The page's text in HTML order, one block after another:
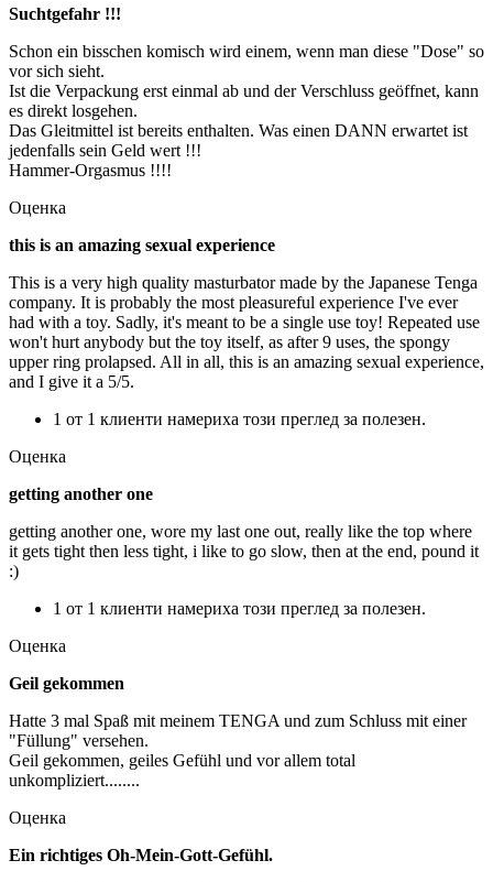
Suchtgefahr !!!
Schon ein bisschen komisch wird einem, wenn man diese "Dose" so
vor sich sieht.
Ist die Verpackung erst einmal ab und der Verschluss geöffnet, kann
es direkt losgehen.
Das Gleitmittel ist bereits enthalten. Was einen DANN erwartet ist
jedenfalls sein Geld wert !!!
Hammer-Orgasmus !!!!
Оценка
this is an amazing sexual experience
This is a very high quality masturbator made by the Japanese Tenga
company. It is probably the most pleasureful experience I've ever
had with a toy. Sadly, it's meant to be a single use toy! Repeated use
won't hurt anybody but the toy itself, as after 9 uses, the spongy
upper ring prolapsed. All in all, this is an amazing sexual experience,
and I give it a 5/5.
1 от 1 клиенти намериха този преглед за полезен.
Оценка
getting another one
getting another one, wore my last one out, really like the top where
it gets tight then less tight, i like to go slow, then at the end, pound it
:)
1 от 1 клиенти намериха този преглед за полезен.
Оценка
Geil gekommen
Hatte 3 mal Spaß mit meinem TENGA und zum Schluss mit einer
"Füllung" versehen.
Geil gekommen, geiles Gefühl und vor allem total
unkompliziert........
Оценка
Ein richtiges Oh-Mein-Gott-Gefühl.